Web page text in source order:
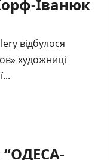
Іванюк
відбулося
художниці
“ОДЕСА-